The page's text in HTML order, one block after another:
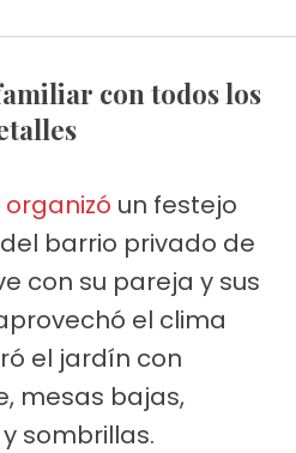
organizó un festejo
barrio privado de
con su pareja y sus
el clima
el jardín con
mesas bajas,
sombrillas.